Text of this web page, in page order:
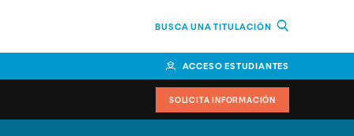
BUSCA UNA TITULACIÓN
ACCESO ESTUDIANTES
SOLICITA INFORMACIÓN